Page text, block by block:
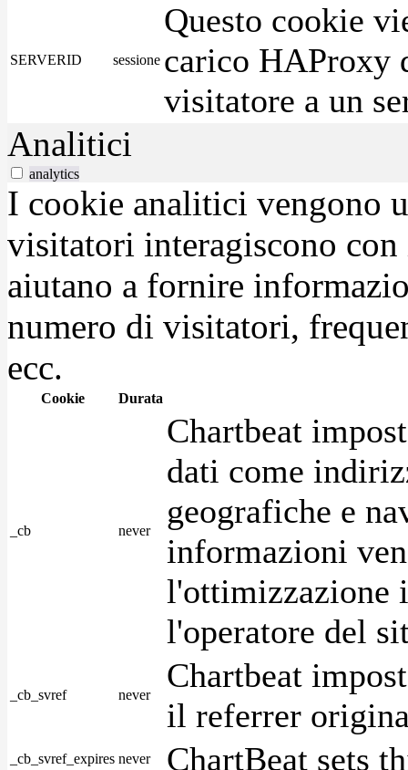
SERVERID sessione
Questo cookie
carico HAProxy
visitatore a un
Analitici
analytics
I cookie analitici vengono
visitatori interagiscono
aiutano a fornire
numero di visitatori,
ecc.
Cookie Durata
_cb never
Chartbeat
dati come
geografiche e
informazioni
l'ottimizzazione
l'operatore del
_cb_svref never
Chartbeat
il referrer
_cb_svref_expires never ChartBeat sets